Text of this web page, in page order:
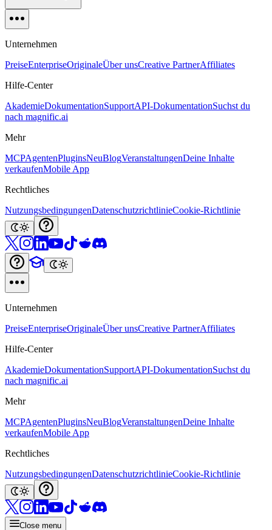
Unternehmen
PreiseEnterpriseOriginaleÜber unsCreative PartnerAffiliates
Hilfe-Center
AkademieDokumentationSupportAPI-DokumentationSuchst du
nach magnific.ai
Mehr
MCPAgentenPluginsNeuBlogVeranstaltungenDeine Inhalte
verkaufenMobile App
Rechtliches
NutzungsbedingungenDatenschutzrichtlinieCookie-Richtlinie
Unternehmen
PreiseEnterpriseOriginaleÜber unsCreative PartnerAffiliates
Hilfe-Center
AkademieDokumentationSupportAPI-DokumentationSuchst du
nach magnific.ai
Mehr
MCPAgentenPluginsNeuBlogVeranstaltungenDeine Inhalte
verkaufenMobile App
Rechtliches
NutzungsbedingungenDatenschutzrichtlinieCookie-Richtlinie
Close menu